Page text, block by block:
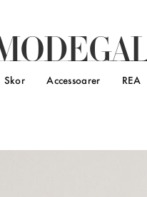
ODEGA
Skor Accessoarer REA